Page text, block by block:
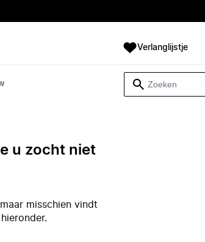
Verlanglijstje
u zocht niet
misschien vindt